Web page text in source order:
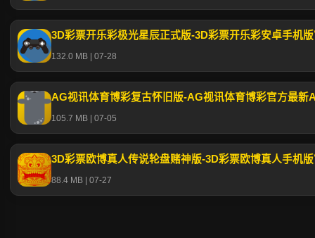
3D彩票开乐彩极光星辰正式版-3D彩票开乐彩安卓手机
132.0 MB | 07-28
105.7 MB | 07-05
3D彩票欧博真人传说轮盘赌神版-3D彩票欧博真人手机
88.4 MB | 07-27